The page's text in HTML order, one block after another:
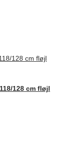
128 cm fløjl